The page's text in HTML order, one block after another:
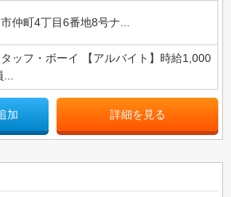
仲町4丁目6番地8号ナ...
ッフ・ボーイ 【アルバイト】時給1,000
加 詳細を見る